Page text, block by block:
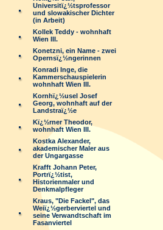
Universitï¿½tsprofessor
und slowakischer Dichter
(in Arbeit)
Kollek Teddy - wohnhaft
Wien III.
Konetzni, ein Name - zwei
Opernsï¿½ngerinnen
Konradi Inge, die
Kammerschauspielerin
wohnhaft Wien III.
Kornhï¿½usel Josef
Georg, wohnhaft auf der
Landstraï¿½e
Kï¿½rner Theodor,
wohnhaft Wien III.
Kostka Alexander,
akademischer Maler aus
der Ungargasse
Krafft Johann Peter,
Portrï¿½tist,
Historienmaler und
Denkmalpfleger
Kraus, "Die Fackel", das
Weiï¿½gerberviertel und
seine Verwandtschaft im
Fasanviertel